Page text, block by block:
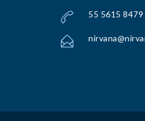
55 5615